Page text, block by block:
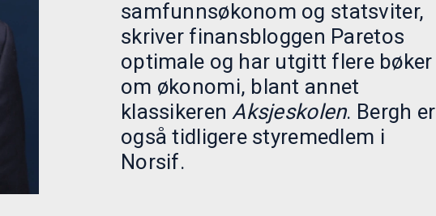
samfunnsøkonom og statsviter,
skriver finansbloggen Paretos
optimale og har utgitt flere bøker
om økonomi, blant annet
klassikerenAksjeskolen. Bergh er
også tidligere styremedlem i
Norsif.